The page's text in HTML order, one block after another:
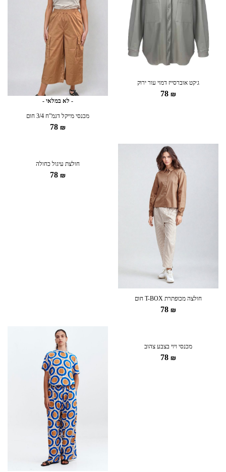
ג׳קט אוברסייז דמוי עור ירוק
78 ₪
- לא במלאי -
מכנסי מייקל דגמ”ח 3/4 חום
78 ₪
חולצה מכופתרת T-BOX חום
78 ₪
חולצת עיגול כחולה
78 ₪
מכנסי ויוי בצבע צהוב
78 ₪